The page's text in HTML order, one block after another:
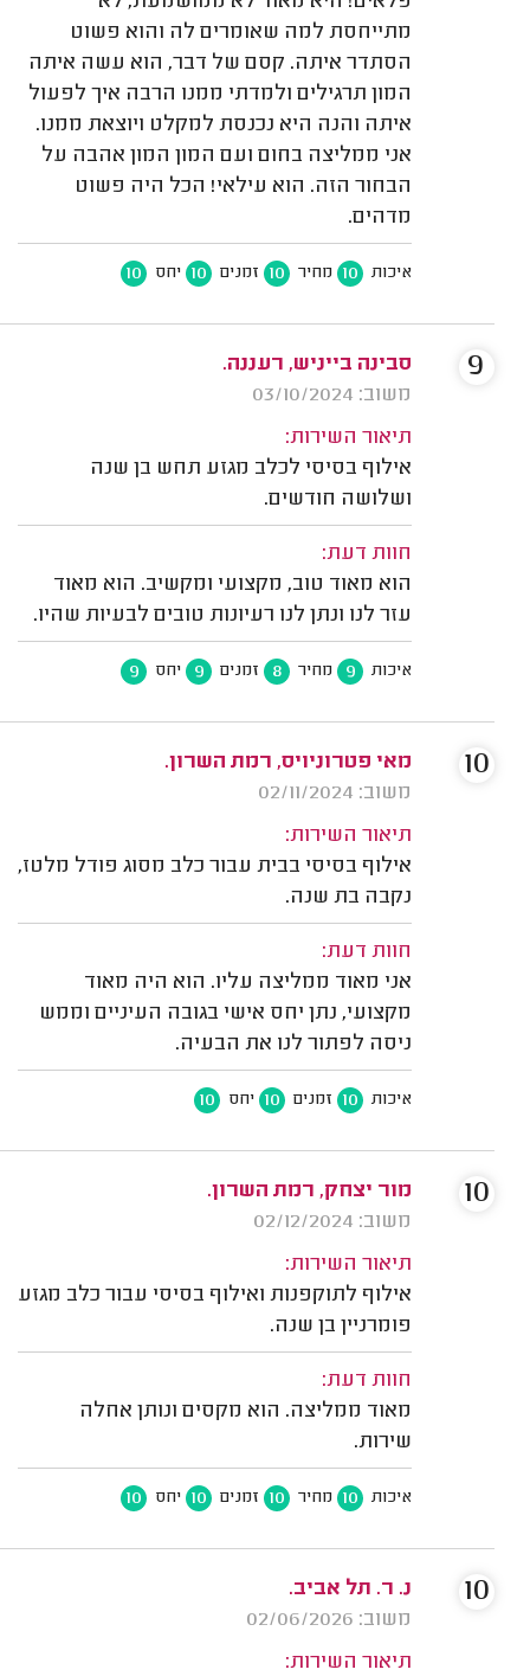
מתייחסת למה שאומרים לה והוא פשוט
הסתדר איתה. קסם של דבר, הוא עשה איתה
המון תרגילים ולמדתי ממנו הרבה איך לפעול
איתה והנה היא נכנסת למקלט ויוצאת ממנו.
אני ממליצה בחום ועם המון המון אהבה על
הבחור הזה. הוא עילאי! הכל היה פשוט
מדהים.
איכות 10 מחיר 10 זמנים 10 יחס 10
סבינה בייניש, רעננה.
משוב: 03/10/2024
תיאור השירות:
אילוף בסיסי לכלב מגזע תחש בן שנה
ושלושה חודשים.
חוות דעת:
הוא מאוד טוב, מקצועי ומקשיב. הוא מאוד
עזר לנו ונתן לנו רעיונות טובים לבעיות שהיו.
איכות 9 מחיר 8 זמנים 9 יחס 9
9
מאי פטרוניויס, רמת השרון.
משוב: 02/11/2024
תיאור השירות:
אילוף בסיסי בבית עבור כלב מסוג פודל מלטז,
נקבה בת שנה.
חוות דעת:
אני מאוד ממליצה עליו. הוא היה מאוד
מקצועי, נתן יחס אישי בגובה העיניים וממש
ניסה לפתור לנו את הבעיה.
איכות 10 זמנים 10 יחס 10
10
מור יצחק, רמת השרון.
משוב: 02/12/2024
תיאור השירות:
אילוף לתוקפנות ואילוף בסיסי עבור כלב מגזע
פומרניין בן שנה.
חוות דעת:
מאוד ממליצה. הוא מקסים ונותן אחלה
שירות.
איכות 10 מחיר 10 זמנים 10 יחס 10
10
נ. ר. תל אביב.
משוב: 02/06/2026
תיאור השירות:
10